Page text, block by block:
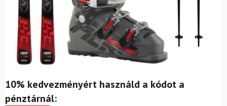
10% kedvezményért használd a kódot a
pénztárnál: